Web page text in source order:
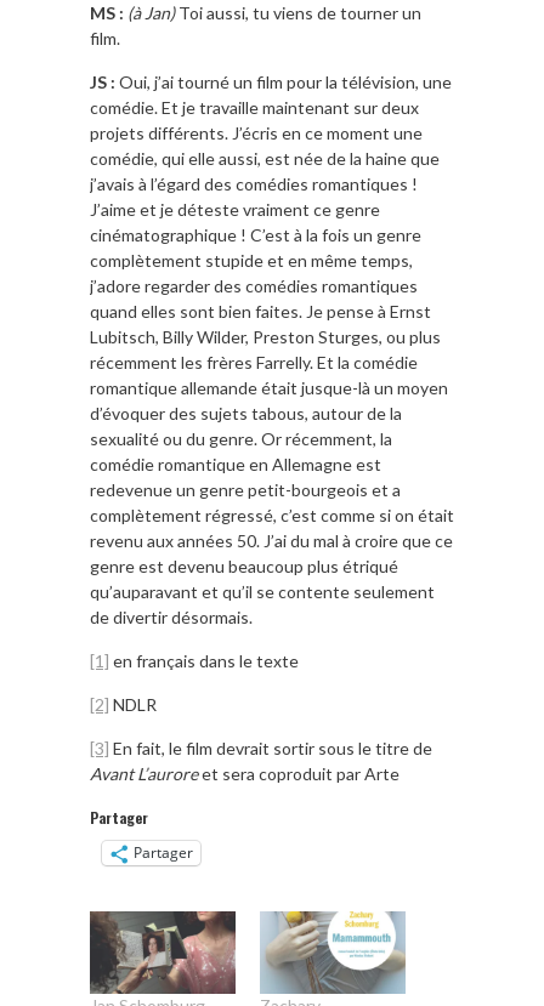
MS : (à Jan)Toi aussi, tu viens de tourner un
film.
JS : Oui, j’ai tourné un film pour la télévision, une
comédie. Et je travaille maintenant sur deux
projets différents. J’écris en ce moment une
comédie, qui elle aussi, est née de la haine que
j’avais à l’égard des comédies romantiques !
J’aime et je déteste vraiment ce genre
cinématographique ! C’est à la fois un genre
complètement stupide et en même temps,
j’adore regarder des comédies romantiques
quand elles sont bien faites. Je pense à Ernst
Lubitsch, Billy Wilder, Preston Sturges, ou plus
récemment les frères Farrelly. Et la comédie
romantique allemande était jusque-là un moyen
d’évoquer des sujets tabous, autour de la
sexualité ou du genre. Or récemment, la
comédie romantique en Allemagne est
redevenue un genre petit-bourgeois et a
complètement régressé, c’est comme si on était
revenu aux années 50. J’ai du mal à croire que ce
genre est devenu beaucoup plus étriqué
qu’auparavant et qu’il se contente seulement
de divertir désormais.
[1] en français dans le texte
[2] NDLR
[3] En fait, le film devrait sortir sous le titre de
Avant L’auroreet sera coproduit par Arte
Partager
Partager